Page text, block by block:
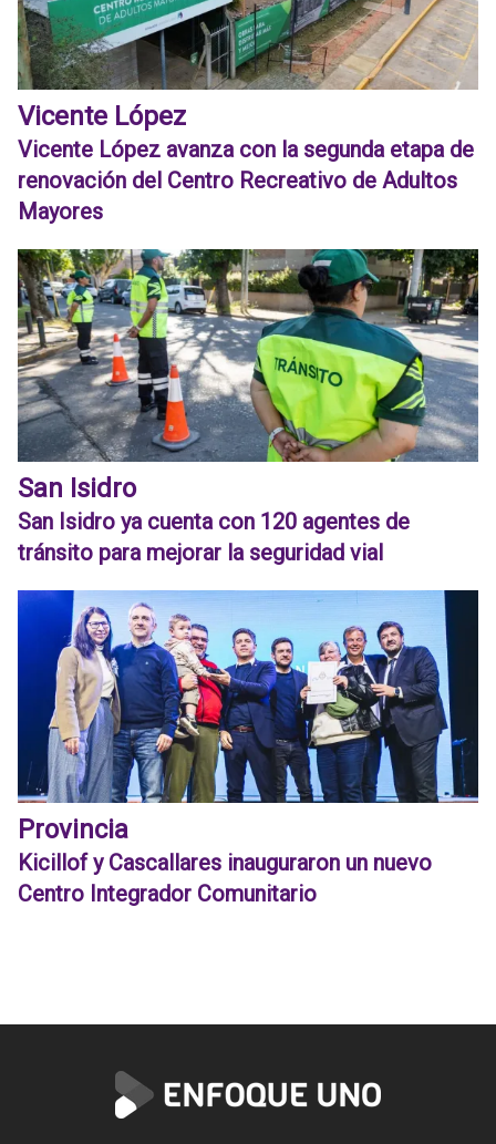
Vicente López
Vicente López avanza con la segunda etapa de
renovación del Centro Recreativo de Adultos
Mayores
San Isidro
San Isidro ya cuenta con 120 agentes de
tránsito para mejorar la seguridad vial
Provincia
Kicillof y Cascallares inauguraron un nuevo
Centro Integrador Comunitario